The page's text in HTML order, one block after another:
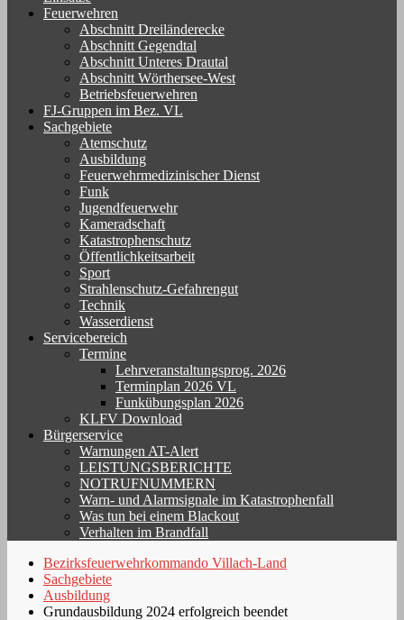
Feuerwehren
Abschnitt Dreiländerecke
Abschnitt Gegendtal
Abschnitt Unteres Drautal
Abschnitt Wörthersee-West
Betriebsfeuerwehren
FJ-Gruppen im Bez. VL
Sachgebiete
Atemschutz
Ausbildung
Feuerwehrmedizinischer Dienst
Funk
Jugendfeuerwehr
Kameradschaft
Katastrophenschutz
Öffentlichkeitsarbeit
Sport
Strahlenschutz-Gefahrengut
Technik
Wasserdienst
Servicebereich
Termine
Lehrveranstaltungsprog. 2026
Terminplan 2026 VL
Funkübungsplan 2026
KLFV Download
Bürgerservice
Warnungen AT-Alert
LEISTUNGSBERICHTE
NOTRUFNUMMERN
Warn- und Alarmsignale im Katastrophenfall
Was tun bei einem Blackout
Verhalten im Brandfall
Bezirksfeuerwehrkommando Villach-Land
Sachgebiete
Ausbildung
Grundausbildung 2024 erfolgreich beendet